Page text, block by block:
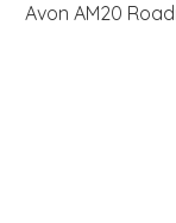
Avon AM20